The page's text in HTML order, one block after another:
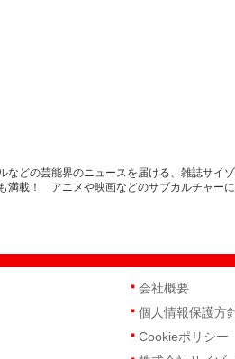
どの芸能界のニュースを届ける、雑誌サイ
載！ アニメや映画などのサブカルチャーに
会社概要
個人情報保護方
Cookieポリシー